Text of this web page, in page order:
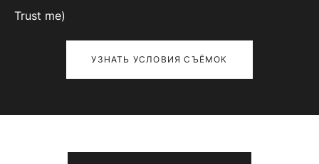
Trust me)
УЗНАТЬ УСЛОВИЯ СЪЁМОК